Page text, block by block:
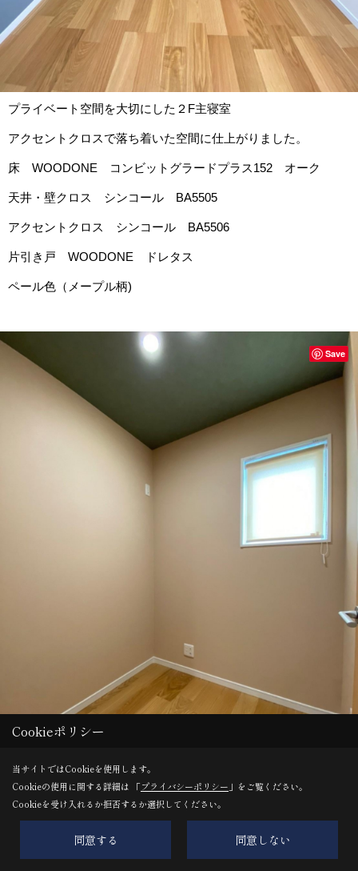
プライベート空間を大切にした２F主寝室
アクセントクロスで落ち着いた空間に仕上がりました。
床 WOODONE コンビットグラードプラス152 オーク
天井・壁クロス シンコール BA5505
アクセントクロス シンコール BA5506
片引き戸 WOODONE ドレタス
ペール色（メープル柄)
リモート部屋としても趣味の部屋としても活躍しますね
Save
Cookieポリシー
当サイトではCookieを使用します。
Cookieの使用に関する詳細は 「プライバシーポリシー 」をご覧ください。
Cookieを受け入れるか拒否するか選択してください。
同意する 同意しない